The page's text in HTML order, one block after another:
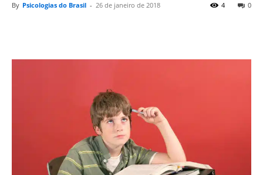
By Psicologias do Brasil - 26 de janeiro de 2018 0
4